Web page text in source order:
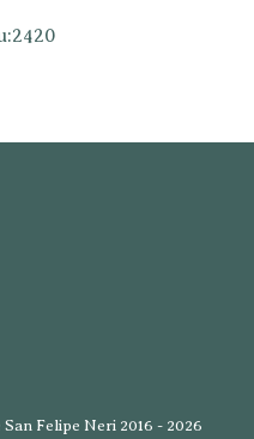
Felipe Neri 2016 - 2026